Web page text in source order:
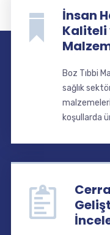
İnsan
Kaliteli
Boz Tıbbi
sağlık
koşullarda